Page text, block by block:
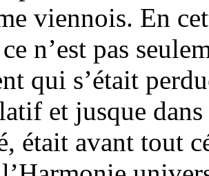
viennois. En
n’est pas
qui s’était
et jusque
était avant tout